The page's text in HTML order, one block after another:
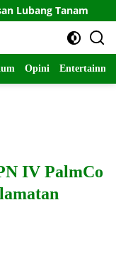
Opini
IV PalmCo